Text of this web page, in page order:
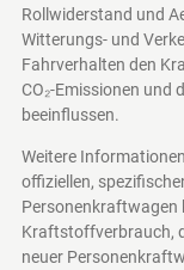
Rollwiderstand und
Witterungs- und
Fahrverhalten den
CO₂-Emissionen und
beeinflussen.
Weitere
offiziellen,
Personenkraftwagen
Kraftstoffverbrauch,
neuer